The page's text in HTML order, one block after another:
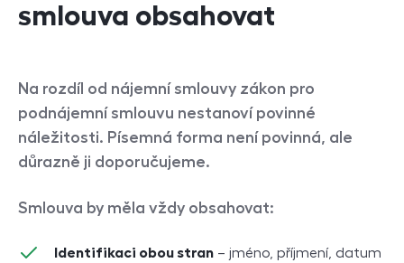
smlouva obsahovat
Na rozdíl od nájemní smlouvy zákon pro
podnájemní smlouvu nestanoví povinné
náležitosti. Písemná forma není povinná, ale
důrazně ji doporučujeme.
Smlouva by měla vždy obsahovat:
Identifikaci obou stran – jméno, příjmení, datum